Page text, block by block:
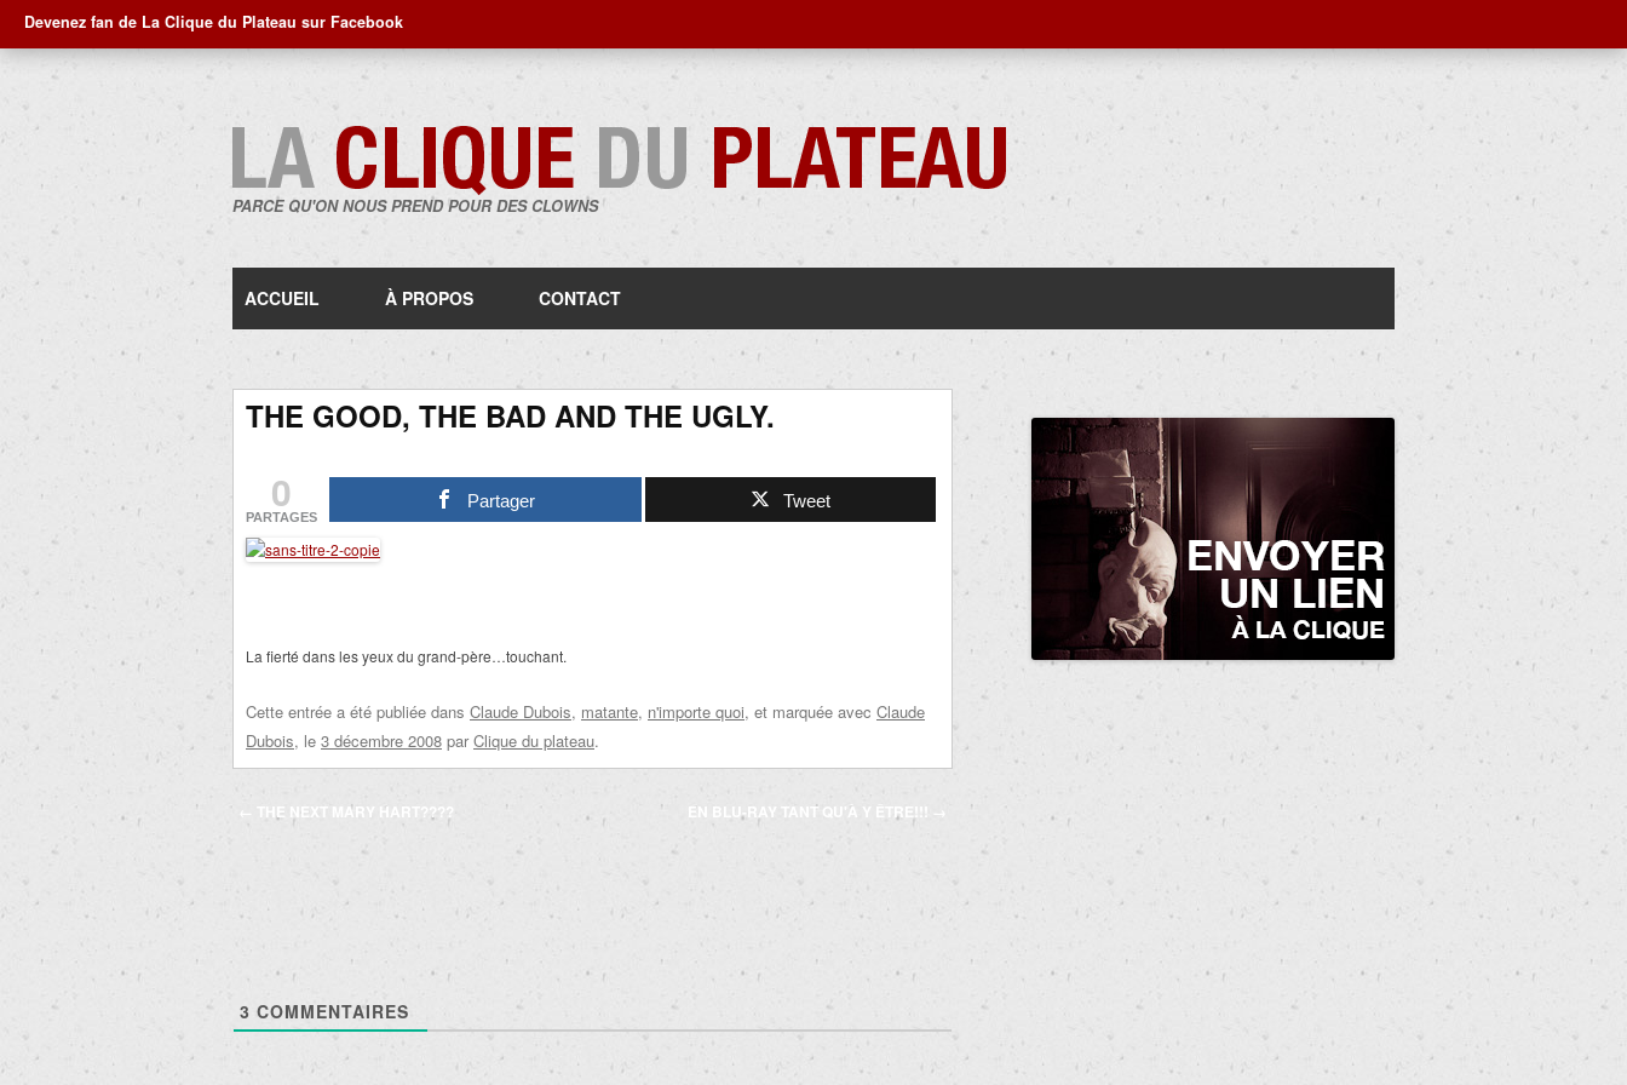
Devenez fan de La Clique du Plateau sur Facebook
PARCE QU'ON NOUS PREND POUR DES CLOWNS
au
ACCUEIL À PROPOS CONTACT
THE GOOD, THE BAD AND THE UGLY.
0
PARTAGES
Partager Tweet
La fierté dans les yeux du grand-père…touchant.
Cette entrée a été publiée dans Claude Dubois, matante, n'importe quoi, et marquée avec Claude
Dubois, le 3 décembre 2008 par Clique du plateau.
Navigation
← THE NEXT MARY HART???? EN BLU-RAY TANT QU'À Y ÊTRE!!! →
3 COMMENTAIRES